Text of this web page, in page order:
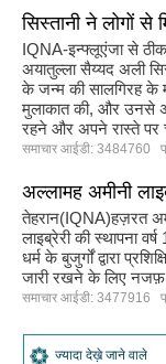
सिस्तानी ने लोगों
IQNA-इन्फ्लूएंजा से ठीक
अयातुल्ला सैय्यद अली
के जन्म की सालगिरह
मुलाकात की, और उनसे
रहने और अपने रास्ते पर
समाचार आईडी: 3484760
अल्लामह अमीनी
तेहरान(IQNA)हज़रत
लाइब्रेरी की स्थापना
धर्म के बुजुर्गों द्वारा
जारी रखने के लिए नजफ़
समाचार आईडी: 3477916
ज्यादा देख़े जाने वाले